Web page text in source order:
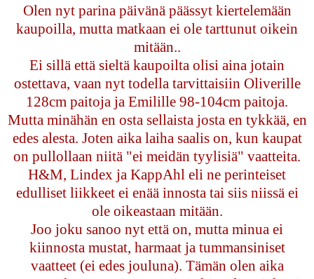
Olen nyt parina päivänä päässyt kiertelemään
kaupoilla, mutta matkaan ei ole tarttunut oikein
mitään..
Ei sillä että sieltä kaupoilta olisi aina jotain
ostettava, vaan nyt todella tarvittaisiin Oliverille
128cm paitoja ja Emilille 98-104cm paitoja.
Mutta minähän en osta sellaista josta en tykkää, en
edes alesta. Joten aika laiha saalis on, kun kaupat
on pullollaan niitä "ei meidän tyylisiä" vaatteita.
H&M, Lindex ja KappAhl eli ne perinteiset
edulliset liikkeet ei enää innosta tai siis niissä ei
ole oikeastaan mitään.
Joo joku sanoo nyt että on, mutta minua ei
kiinnosta mustat, harmaat ja tummansiniset
vaatteet (ei edes jouluna). Tämän olen aika